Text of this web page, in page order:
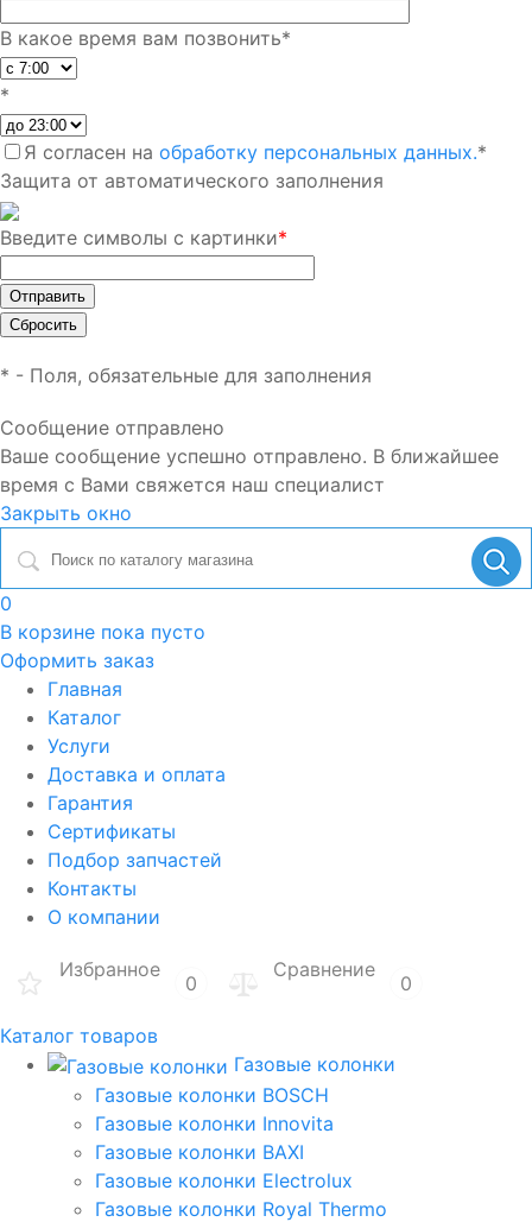
В какое время вам позвонить*
*
Я согласен на обработку персональных данных.*
Защита от автоматического заполнения
Введите символы с картинки*
* - Поля, обязательные для заполнения
Сообщение отправлено
Ваше сообщение успешно отправлено. В ближайшее
время с Вами свяжется наш специалист
Закрыть окно
0
В корзине пока пусто
Оформить заказ
Главная
Каталог
Услуги
Доставка и оплата
Гарантия
Сертификаты
Подбор запчастей
Контакты
О компании
Избранное
0
Сравнение
0
Каталог товаров
Газовые колонки
Газовые колонки BOSCH
Газовые колонки Innovita
Газовые колонки BAXI
Газовые колонки Electrolux
Газовые колонки Royal Thermo